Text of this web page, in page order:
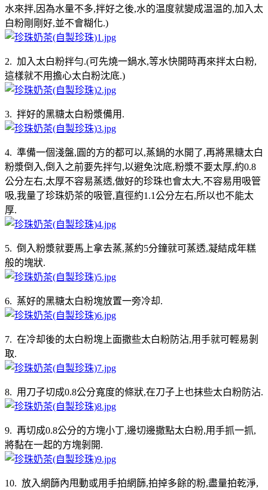
水來拌,因為水量不多,拌好之後,水的温度就變成温温的,加入太
白粉剛剛好,並不會糊化.)
2. 加入太白粉拌勻.(可先燒一鍋水,等水快開時再來拌太白粉,
這樣就不用擔心太白粉沈底.)
3. 拌好的黑糖太白粉漿備用.
4. 準備一個淺盤,圓的方的都可以,蒸鍋的水開了,再將黑糖太白
粉漿倒入,倒入之前要先拌勻,以避免沈底,粉漿不要太厚,約0.8
公分左右,太厚不容易蒸透,做好的珍珠也會太大,不容易用吸管
吸,我量了珍珠奶茶的吸管,直徑約1.1公分左右,所以也不能太
厚.
5. 倒入粉漿就要馬上拿去蒸,蒸約5分鐘就可蒸透,凝結成年糕
般的塊狀.
6. 蒸好的黑糖太白粉塊放置一旁冷却.
7. 在冷却後的太白粉塊上面撒些太白粉防沾,用手就可輕易剝
取.
8. 用刀子切成0.8公分寬度的條狀,在刀子上也抹些太白粉防沾.
9. 再切成0.8公分的方塊小丁,邊切邊撒點太白粉,用手抓一抓,
將黏在一起的方塊剝開.
10. 放入網篩內甩動或用手拍網篩,拍掉多餘的粉,盡量拍乾淨,